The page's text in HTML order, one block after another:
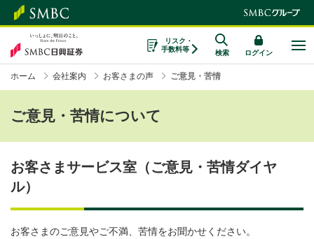
リスク・
手数料等
検索 ログイン
ホーム 会社案内 お客さまの声 ご意見・苦情
ご意見・苦情について
お客さまサービス室（ご意見・苦情ダイヤ
ル）
お客さまのご意見やご不満、苦情をお聞かせください。